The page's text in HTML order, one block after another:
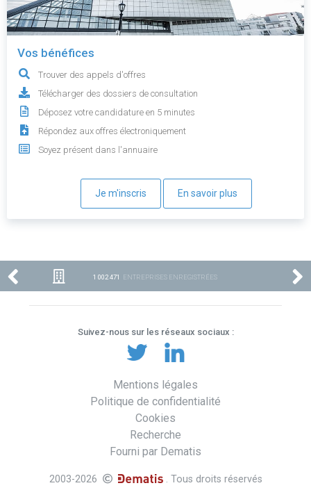
Vos bénéfices
Trouver des appels d'offres
Télécharger des dossiers de consultation
Déposez votre candidature en 5 minutes
Répondez aux offres électroniquement
Soyez présent dans l'annuaire
Je m'inscris En savoir plus
1 002 471 ENTREPRISES ENREGISTRÉES
Suivez-nous sur les réseaux sociaux :
Mentions légales
Politique de confidentialité
Cookies
Recherche
Fourni par Dematis
2003-2026 . Tous droits réservés